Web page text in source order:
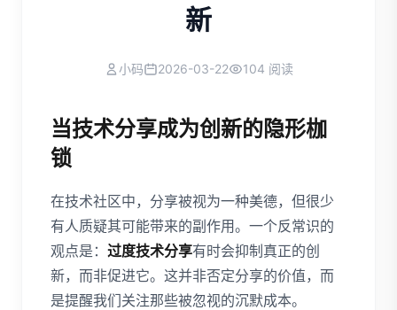
新
小码 2026-03-22 104 阅读
当技术分享成为创新的隐形枷
锁
在技术社区中，分享被视为一种美德，但很少
有人质疑其可能带来的副作用。一个反常识的
观点是： 过度技术分享有时会抑制真正的创
新，而非促进它。这并非否定分享的价值，而
是提醒我们关注那些被忽视的沉默成本。